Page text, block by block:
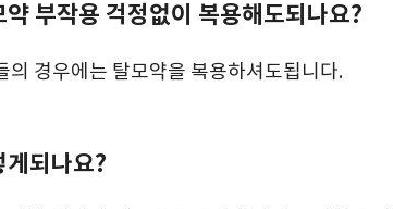
부작용 걱정없이 복용해도되나요?
의 경우에는 탈모약을 복용하셔도됩니다.
게되나요?